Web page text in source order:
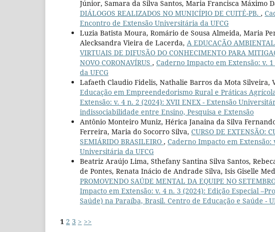
Júnior, Samara da Silva Santos, Maria Francisca Máximo
DIÁLOGOS REALIZADOS NO MUNICÍPIO DE CUITÉ-PB. ,
Encontro de Extensão Universitária da UFCG
Luzia Batista Moura, Romário de Sousa Almeida, Maria
Alecksandra Vieira de Lacerda, A EDUCAÇÃO
VIRTUAIS DE DIFUSÃO DO CONHECIMENTO PARA
NOVO CORONAVÍRUS , Caderno Impacto em Extensão: v.
da UFCG
Lafaeth Claudio Fidelis, Nathalie Barros da Mota
Educação em Empreendedorismo Rural e Práticas
Extensão: v. 4 n. 2 (2024): XVII ENEX - Extensão
indissociabilidade entre Ensino, Pesquisa e Extensão
Antônio Monteiro Muniz, Hérica Janaina da Silva
Ferreira, Maria do Socorro Silva, CURSO DE EXTENSÃO:
SEMIÁRIDO BRASILEIRO , Caderno Impacto em Extensão:
Universitária da UFCG
Beatriz Araújo Lima, Sthefany Santina Silva Santos,
de Pontes, Renata Inácio de Andrade Silva, Isis Giselle
PROMOVENDO SAÚDE MENTAL DA EQUIPE NO
Impacto em Extensão: v. 4 n. 3 (2024): Edição Especial
Saúde) na Paraíba, Brasil. Centro de Educação e Saúde -
1 2 3 > >>